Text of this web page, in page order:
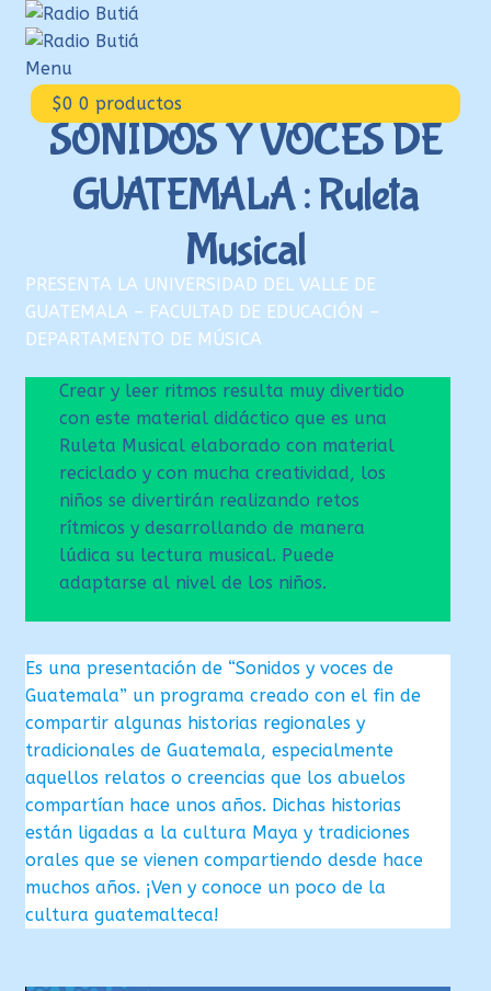
Ir
a
la
navegación
Ir
al
contenido
Menu
Inicio
Login
Armá tu playlist
Propuestas para el aula
Discoteca Digital Butiá
Hágase socio
Ayuda
$0 0 productos
SONIDOS Y VOCES DE
GUATEMALA : Ruleta
Musical
PRESENTA LA UNIVERSIDAD DEL VALLE DE
GUATEMALA – FACULTAD DE EDUCACIÓN –
DEPARTAMENTO DE MÚSICA
Crear y leer ritmos resulta muy divertido
con este material didáctico que es una
Ruleta Musical elaborado con material
reciclado y con mucha creatividad, los
niños se divertirán realizando retos
rítmicos y desarrollando de manera
lúdica su lectura musical. Puede
adaptarse al nivel de los niños.
Es una presentación de “Sonidos y voces de
Guatemala” un programa creado con el fin de
compartir algunas historias regionales y
tradicionales de Guatemala, especialmente
aquellos relatos o creencias que los abuelos
compartían hace unos años. Dichas historias
están ligadas a la cultura Maya y tradiciones
orales que se vienen compartiendo desde hace
muchos años. ¡Ven y conoce un poco de la
cultura guatemalteca!